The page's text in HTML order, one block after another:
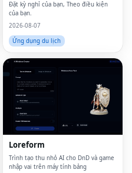
Đặt kỳ nghỉ của bạn, Theo điều kiện
của bạn.
2026-08-07
Ứng dụng du lịch
Loreform
Trình tạo thu nhỏ AI cho DnD và game
nhập vai trên máy tính bảng